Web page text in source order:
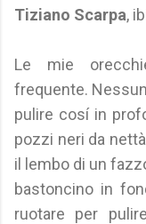
Tiziano Scarpa,
Le mie
frequente.
pulire cosí in
pozzi neri da
il lembo di un
bastoncino in
ruotare per